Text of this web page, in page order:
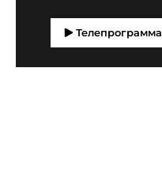
Телепрограмма